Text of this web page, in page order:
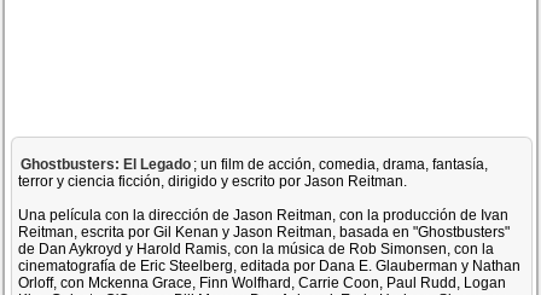
Ghostbusters: El Legado ; un film de acción, comedia, drama, fantasía,
terror y ciencia ficción, dirigido y escrito por Jason Reitman.
Una película con la dirección de Jason Reitman, con la producción de Ivan
Reitman, escrita por Gil Kenan y Jason Reitman, basada en "Ghostbusters"
de Dan Aykroyd y Harold Ramis, con la música de Rob Simonsen, con la
cinematografía de Eric Steelberg, editada por Dana E. Glauberman y Nathan
Orloff, con Mckenna Grace, Finn Wolfhard, Carrie Coon, Paul Rudd, Logan